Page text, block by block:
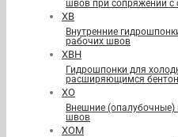
швов при сопряжении
ХВ
Внутренние
рабочих швов
ХВН
Гидрошпонки для
расширяющимся
ХО
Внешние (опалубочные)
швов
ХОМ